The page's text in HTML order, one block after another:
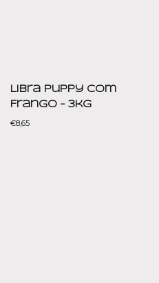
Libra Puppy com
Frango – 3kg
€8,65